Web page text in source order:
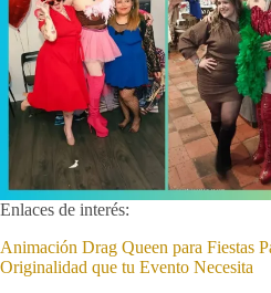
Enlaces de interés:
Animación Drag Queen para Fiestas
Originalidad que tu Evento Necesita